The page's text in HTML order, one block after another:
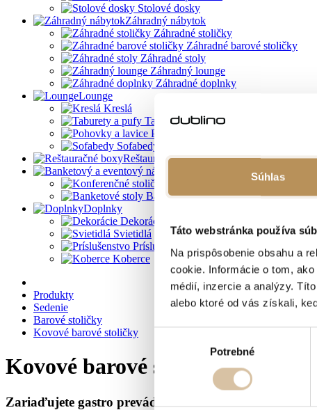
Súhlas
Táto webstránka používa
Na prispôsobenie obsahu a
cookie. Informácie o tom,
médií, inzercie a analýzy.
alebo ktoré od vás získali,
Potrebné
Stolové dosky
Záhradný nábytok
Záhradné stoličky
Záhradné barové stoličky
Záhradné stoly
Záhradný lounge
Záhradné doplnky
Lounge
Kreslá
Taburety a pufy
Pohovky a lavice
Sofabedy
Reštauračné boxy
Banketový a eventový nábytok
Konferenčné stoličky
Banketové stoly
Doplnky
Dekorácie
Svietidlá
Príslušenstvo
Koberce
Produkty
Sedenie
Barové stoličky
Kovové barové stoličky
Kovové barové stoličky
Zariaďujete gastro prevádzku?